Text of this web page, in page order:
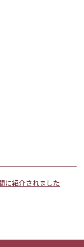
に紹介されました